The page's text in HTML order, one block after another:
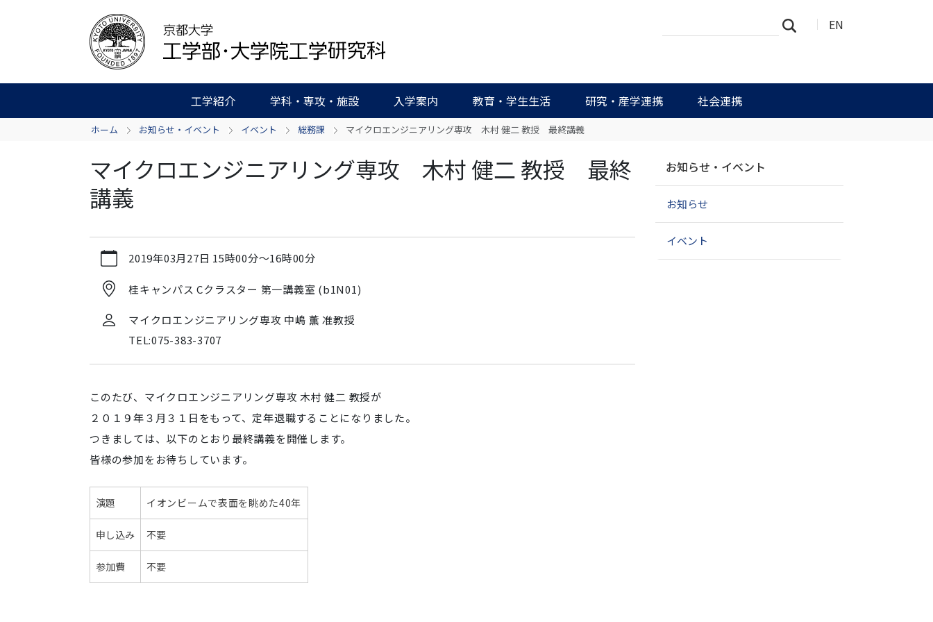
EN
工学紹介 学科・専攻・施設 入学案内 教育・学生生活 研究・産学連携 社会連携
イ
細
ホーム お知らせ・イベント イベント 総務課 マイクロエンジニアリング専攻 木村 健二 教授 最終講義
マイクロエンジニアリング専攻 木村 健二 教授 最終
講義
u.ac.jp/ja/news-
イ
ク
エ
ジ
ニ
ア
リ
ン
グ
攻
木
村
健
二
2019年03月27日 15時00分～16時00分
桂キャンパス Cクラスター 第一講義室 (b1N01)
マイクロエンジニアリング専攻 中嶋 薫 准教授
TEL:075-383-3707
このたび、マイクロエンジニアリング専攻 木村 健二 教授が
２０１９年３月３１日をもって、定年退職することになりました。
つきましては、以下のとおり最終講義を開催します。
皆様の参加をお待ちしています。
演題 イオンビームで表面を眺めた40年
申し込み 不要
参加費 不要
ゲ
シ
ン
お知らせ・イベント
お知らせ
イベント